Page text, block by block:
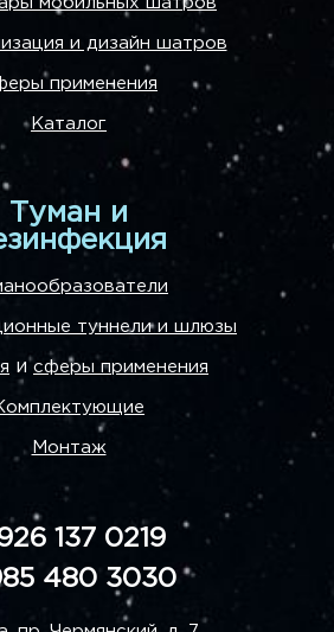
мобильных шатров
и дизайн шатров
применения
Каталог
Туман и
туннели и шлюзы
исферы применения
Монтаж
137 0219
480 3030